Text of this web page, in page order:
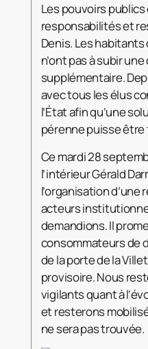
Les pouvoirs
responsabilités et
Denis. Les
n’ont pas à subir
supplémentaire.
avec tous les élus
l’État afin qu’une
pérenne puisse
Ce mardi 28
l’intérieur Gérald
l’organisation
acteurs
demandions. Il
consommateurs de
de la porte de la
provisoire. Nous
vigilants quant à
et resterons
ne sera pas trouvée.